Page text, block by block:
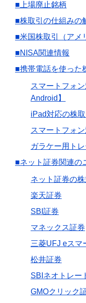
■上場廃止銘柄
■株取引の仕組みの
■米国株取引（アメ
■NISA関連情報
■携帯電話を使った
スマートフォ
Android】
iPad対応の株
スマートフォ
ガラケー用ト
■ネット証券関連の
ネット証券の
楽天証券
SBI証券
マネックス証券
三菱UFJ eスマ
松井証券
SBIネオトレー
GMOクリック